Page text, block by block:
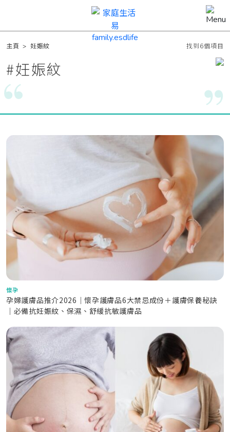
主頁 >妊娠紋 找到6個項目
#妊娠紋
懷孕
孕婦護膚品推介2026｜懷孕護膚品6大禁忌成份＋護膚保養秘訣
｜必備抗妊娠紋、保濕、舒緩抗敏護膚品